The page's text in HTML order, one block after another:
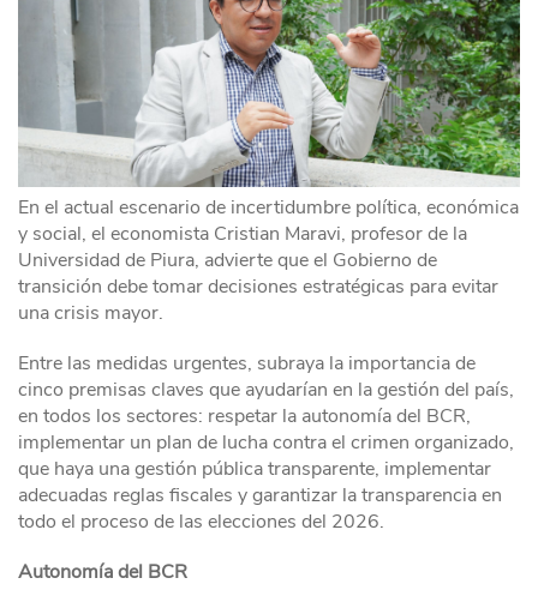
En el actual escenario de incertidumbre política, económica
y social, el economista Cristian Maravi, profesor de la
Universidad de Piura, advierte que el Gobierno de
transición debe tomar decisiones estratégicas para evitar
una crisis mayor.
Entre las medidas urgentes, subraya la importancia de
cinco premisas claves que ayudarían en la gestión del país,
en todos los sectores: respetar la autonomía del BCR,
implementar un plan de lucha contra el crimen organizado,
que haya una gestión pública transparente, implementar
adecuadas reglas fiscales y garantizar la transparencia en
todo el proceso de las elecciones del 2026.
Autonomía del BCR